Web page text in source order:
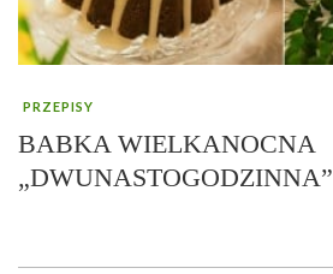
PRZEPISY
BABKA WIELKANOCNA
„DWUNASTOGODZINNA”